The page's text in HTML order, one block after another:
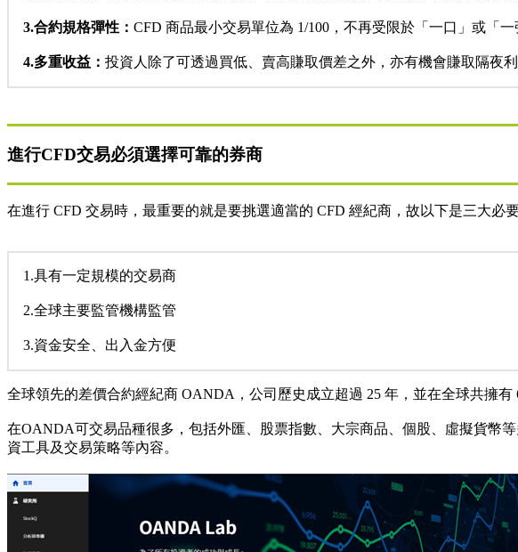
3.合約規格彈性： CFD 商品最小交易單位為 1/100，不再受限於「一口」或「
4.多重收益： 投資人除了可透過買低、賣高賺取價差之外，亦有機會賺取隔夜利
進行CFD交易必須選擇可靠的券商
在進行 CFD 交易時，最重要的就是要挑選適當的 CFD 經紀商，故以下是三大必要
1.具有一定規模的交易商
2.全球主要監管機構監管
3.資金安全、出入金方便
全球領先的差價合約經紀商 OANDA，公司歷史成立超過 25 年，並在全球共擁
在OANDA可交易品種很多，包括外匯、股票指數、大宗商品、個股、虛擬貨幣
資工具及交易策略等內容。